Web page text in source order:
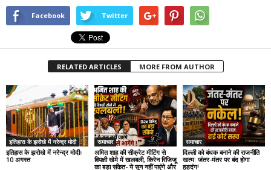
Facebook Twitter
RELATED ARTICLES MORE FROM AUTHOR
इतिहास के झरोखे में नरेन्द्र मोदी
इतिहास के झरोखे में नरेन्द्र मोदीः
10 अगस्त
समाचार
अमित शाह की सीक्रेट मीटिंग से
विपक्षी खेमे में खलबली, किरेन रिजिजू
का बड़ा संकेत- ये सुन नहीं पाएंगे और
समाचार
दिल्ली को बंधक बनाने की राजनीति
खत्म: जंतर-मंतर पर बंद होगा
हुड़दंग!